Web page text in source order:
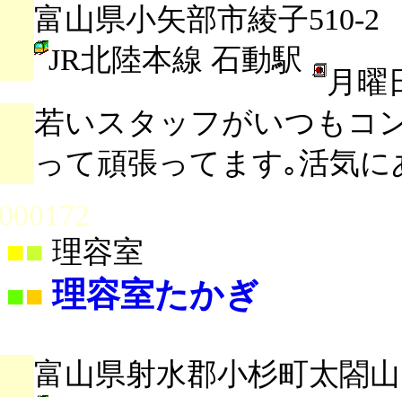
富山県小矢部市綾子510-2
JR北陸本線 石動駅
月曜
若いスタッフがいつもコ
って頑張ってます｡活気
■ 理容室
■■ 理容室たかぎ
富山県射水郡小杉町太閤山